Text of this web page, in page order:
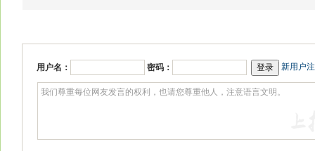
用户名： 密码： 新用户